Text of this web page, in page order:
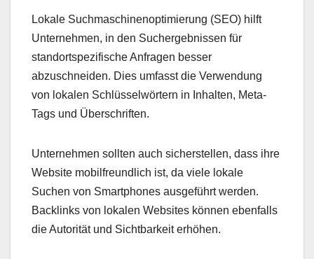
Lokale Suchmaschinenoptimierung (SEO) hilft
Unternehmen, in den Suchergebnissen für
standortspezifische Anfragen besser
abzuschneiden. Dies umfasst die Verwendung
von lokalen Schlüsselwörtern in Inhalten, Meta-
Tags und Überschriften.
Unternehmen sollten auch sicherstellen, dass ihre
Website mobilfreundlich ist, da viele lokale
Suchen von Smartphones ausgeführt werden.
Backlinks von lokalen Websites können ebenfalls
die Autorität und Sichtbarkeit erhöhen.